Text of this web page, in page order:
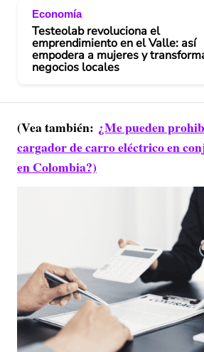
Economía
Testeolab revoluciona el
emprendimiento en el Valle: así
empodera a mujeres y
negocios locales
(Vea también: ¿Me pueden
cargador de carro eléctrico en
en Colombia?)